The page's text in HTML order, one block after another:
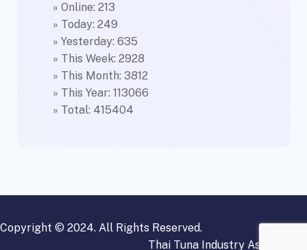
» Online: 213
» Today: 249
» Yesterday: 635
» This Week: 2928
» This Month: 3812
» This Year: 113066
» Total: 415404
Copyright © 2024. All Rights Reserved.
Thai Tuna Industry Association